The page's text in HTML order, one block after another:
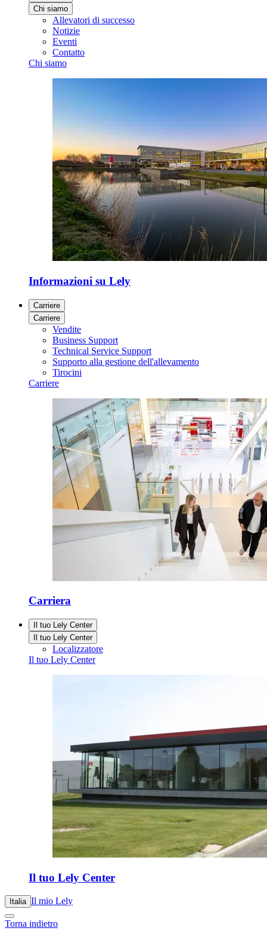
Chi siamo
Allevatori di successo
Notizie
Eventi
Contatto
Chi siamo
Informazioni su Lely
Carriere
Carriere
Vendite
Business Support
Technical Service Support
Supporto alla gestione dell'allevamento
Tirocini
Carriere
Carriera
Il tuo Lely Center
Il tuo Lely Center
Localizzatore
Il tuo Lely Center
Il tuo Lely Center
Italia Il mio Lely
Torna indietro